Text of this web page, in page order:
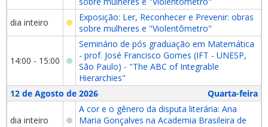
dia inteiro
Exposição: Ler, Reconhecer e Prevenir: obras
sobre mulheres e "Violentômetro"
14:00 - 15:00
Seminário de pós graduação em Matemática
- prof. José Francisco Gomes (IFT - UNESP,
São Paulo) - "The ABC of Integrable
Hierarchies"
12 de Agosto de 2026
Quarta-feira
dia inteiro
A cor e o gênero da disputa literária: Ana
Maria Gonçalves na Academia Brasileira de